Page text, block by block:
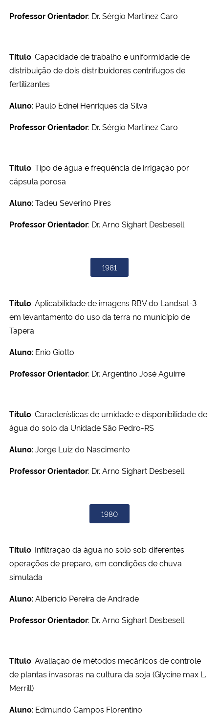
Professor Orientador: Dr. Sérgio Martinez Caro
Título: Capacidade de trabalho e uniformidade de
distribuição de dois distribuidores centrífugos de
fertilizantes
Aluno: Paulo Ednei Henriques da Silva
Professor Orientador: Dr. Sérgio Martinez Caro
Título: Tipo de água e freqüência de irrigação por
cápsula porosa
Aluno: Tadeu Severino Pires
Professor Orientador: Dr. Arno Sighart Desbesell
1981
Título: Aplicabilidade de imagens RBV do Landsat-3
em levantamento do uso da terra no município de
Tapera
Aluno: Enio Giotto
Professor Orientador: Dr. Argentino José Aguirre
Título: Características de umidade e disponibilidade de
água do solo da Unidade São Pedro-RS
Aluno: Jorge Luiz do Nascimento
Professor Orientador: Dr. Arno Sighart Desbesell
1980
Título: Infiltração da água no solo sob diferentes
operações de preparo, em condições de chuva
simulada
Aluno: Alberício Pereira de Andrade
Professor Orientador: Dr. Arno Sighart Desbesell
Título: Avaliação de métodos mecânicos de controle
de plantas invasoras na cultura da soja (Glycine max L.
Merrill)
Aluno: Edmundo Campos Florentino